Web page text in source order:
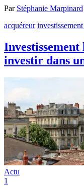
Par Stéphanie Marpinard
acquéreur
investir dans
Actu
1